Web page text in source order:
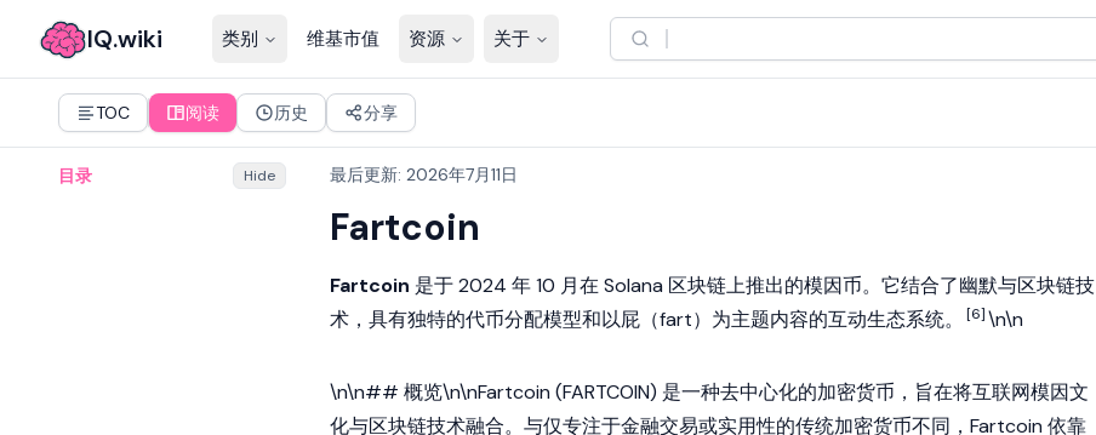
IQ.wiki 类别 维基市值 资源 关于
TOC 阅读 历史 分享
目录 Hide 最后更新: 2026年7月11日
Fartcoin
Fartcoin 是于 2024 年 10 月在 Solana 区块链上推出的模因币。它结合了幽默与区块链技
术，具有独特的代币分配模型和以屁（fart）为主题内容的互动生态系统。
[6]\n\n
\n\n## 概览\n\nFartcoin (FARTCOIN) 是一种去中心化的加密货币 ，旨在将互联网模因文
化与区块链技术融合。与仅专注于金融交易或实用性的传统加密货币不同，Fartcoin 依靠